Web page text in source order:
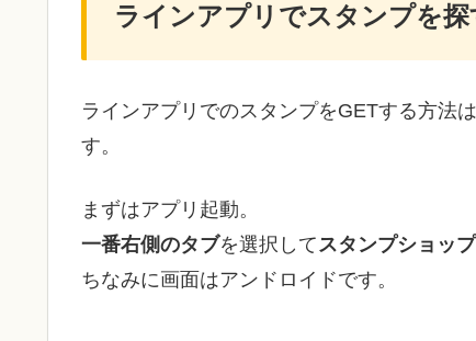
ラインアプリでスタンプを探
ラインアプリでのスタンプをGETする方法
す。
まずはアプリ起動。
一番右側のタブを選択して スタンプショップ
ちなみに画面はアンドロイドです。